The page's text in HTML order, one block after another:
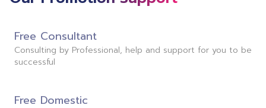
Free Consultant
Consulting by Professional, help and support for you to be
successful
Free Domestic